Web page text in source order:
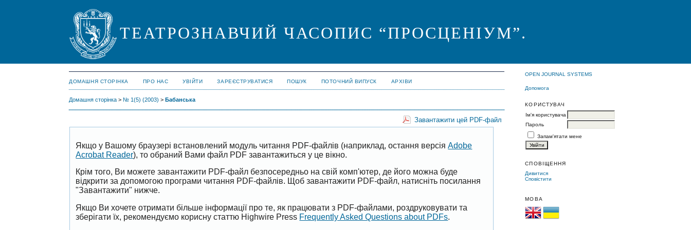
ТЕАТРОЗНАВЧИЙ ЧАСОПИС “ПРОСЦЕНІУМ”.
OPEN JOURNAL SYSTEMS
Допомога
КОРИСТУВАЧ
Ім'я користувача
Пароль
Запам'ятати мене
СПОВІЩЕННЯ
Дивитися
Сповістити
МОВА
ДОМАШНЯ СТОРІНКА ПРО НАС УВІЙТИ ЗАРЕЄСТРУВАТИСЯ ПОШУК ПОТОЧНИЙ ВИПУСК АРХІВИ
Домашня сторінка > № 1(5) (2003) >Бабанська
Завантажити цей PDF-файл
Якщо у Вашому браузері встановлений модуль читання PDF-файлів (наприклад, остання версіяAdobe
Acrobat Reader), то обраний Вами файл PDF завантажиться у це вікно.
Крім того, Ви можете завантажити PDF-файл безпосередньо на свій комп'ютер, де його можна буде
відкрити за допомогою програми читання PDF-файлів. Щоб завантажити PDF-файл, натисніть посилання
"Завантажити" нижче.
Якщо Ви хочете отримати більше інформації про те, як працювати з PDF-файлами, роздруковувати та
зберігати їх, рекомендуємо корисну статтю Highwire Press Frequently Asked Questions about PDFs.